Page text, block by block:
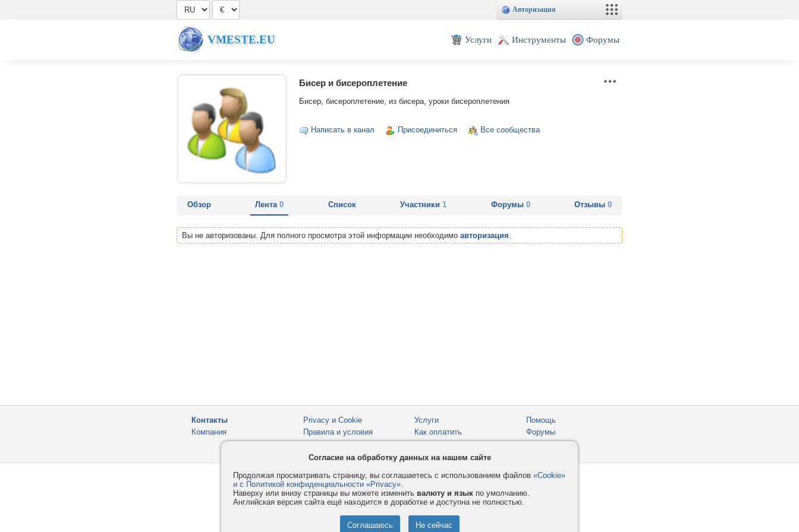
Авторизация
VMESTE.EU Услуги Инструменты Форумы
Бисер и бисероплетение
Бисер, бисероплетение, из бисера, уроки бисероплетения
Написать в канал Присоединиться Все сообщества
Обзор Лента0 Список Участники1 Форумы 0 Отзывы 0
Вы не авторизованы. Для полного просмотра этой информации необходимо авторизация.
Контакты
Компания
Privacy и Cookie
Правила и условия
Услуги
Как оплатить
Помощь
Форумы
Согласие на обработку данных на нашем сайте
Продолжая просматривать страницу, вы соглашаетесь с использованием файлов «Cookie»
и с Политикой конфиденциальности «Privacy».
Наверху или внизу страницы вы можете изменить валюту и язык по умолчанию.
Английская версия сайта ещё находится в доработке и доступна не полностью.